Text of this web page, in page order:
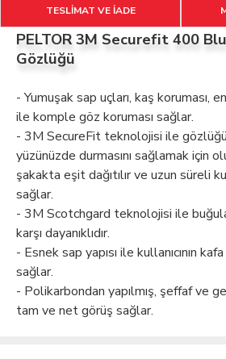
TESLİMAT VE İADE
PELTOR 3M Securefit 400
Gözlüğü
- Yumuşak sap uçları, kaş koruması,
ile komple göz koruması sağlar.
- 3M SecureFit teknolojisi ile
yüzünüzde durmasını sağlamak için
şakakta eşit dağıtılır ve uzun süreli
sağlar.
- 3M Scotchgard teknolojisi ile
karşı dayanıklıdır.
- Esnek sap yapısı ile kullanıcının
sağlar.
- Polikarbondan yapılmış, şeffaf ve
tam ve net görüş sağlar.